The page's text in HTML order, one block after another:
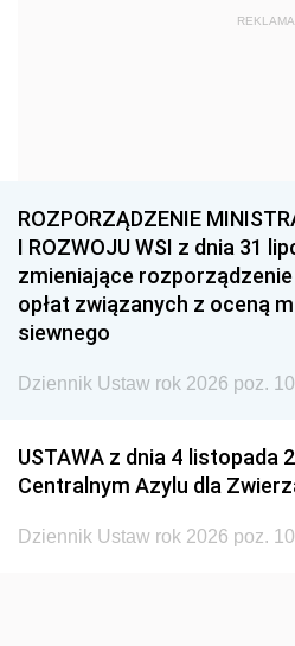
1962
1948 1947
1945 1944
1938 1937
1931
1926 1925
1923 1922
REKLAMA
ROZPORZĄDZENIE
I ROZWOJU WSI z dnia 31
zmieniające
opłat związanych z oceną
siewnego
Dziennik Ustaw rok 2026 poz.
USTAWA z dnia 4 listopada
Centralnym Azylu dla
Dziennik Ustaw rok 2026 poz.